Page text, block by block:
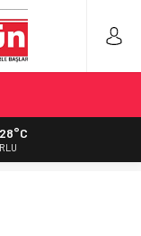
HATALAR
28°C